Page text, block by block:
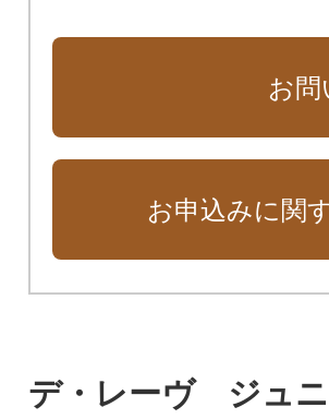
お問
お申込みに関
デ・レーヴ ジュニ